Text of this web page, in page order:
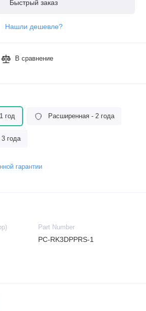
Быстрый заказ
Нашли дешевле?
В сравнение
год Расширенная - 2 года
года
гарантии
Part Number
PC-RK3DPPRS-1